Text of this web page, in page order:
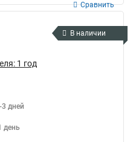
Сравнить
В наличии
1 год
3 дней
день